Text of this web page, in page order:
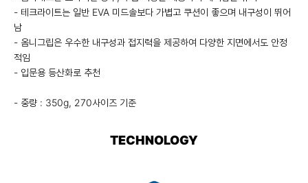
- 테크라이트는 일반 EVA 미드솔보다 가볍고 쿠션이 좋으며 내구성이 뛰어
남
- 옴니그립은 우수한 내구성과 접지력을 제공하여 다양한 지면에서도 안정
적임
- 입문용 등산화로 추천
- 중량 : 350g, 270사이즈 기준
TECHNOLOGY